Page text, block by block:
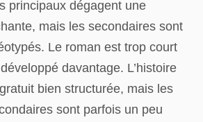
principaux dégagent une
mais les secondaires sont
Le roman est trop court
davantage. L’histoire
bien structurée, mais les
sont parfois un peu